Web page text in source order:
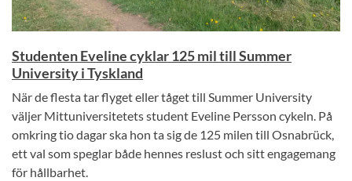
Studenten Eveline cyklar 125 mil till Summer
University i Tyskland
När de flesta tar flyget eller tåget till Summer University
väljer Mittuniversitetets student Eveline Persson cykeln. På
omkring tio dagar ska hon ta sig de 125 milen till Osnabrück,
ett val som speglar både hennes reslust och sitt engagemang
för hållbarhet.